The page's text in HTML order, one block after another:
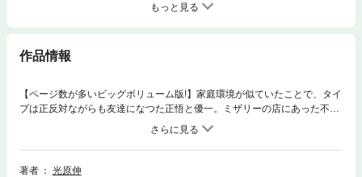
もっと見る
作品情報
【ページ数が多いビッグボリューム版!】家庭環境が似ていたことで、タイ
プは正反対ながらも友達になつた正悟と優一。ミザリーの店にあった不思
議な金属板を使って、車を手作り宇宙船に改造した正悟達は月を目指す
が…『目標:月世界!! (1)～(4)』ほか9編を収録。
著者
光原伸